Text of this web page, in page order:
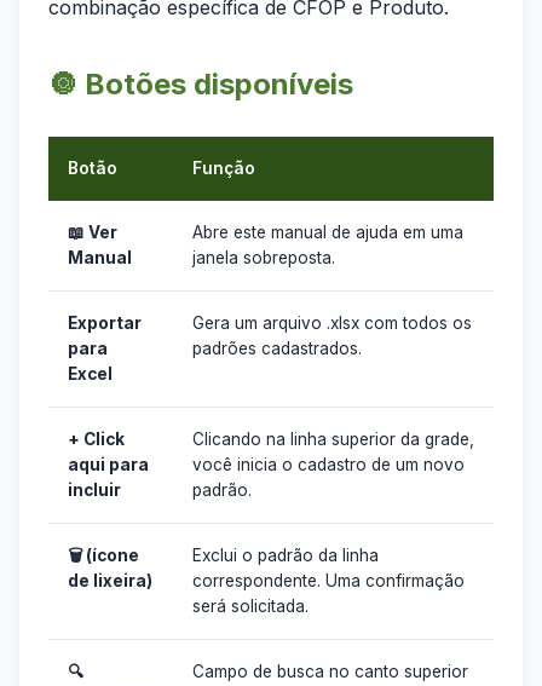
combinação específica de CFOP e Produto.
🔘 Botões disponíveis
Botão Função
📖 Ver
Manual
Abre este manual de ajuda em uma
janela sobreposta.
Exportar
para
Excel
Gera um arquivo .xlsx com todos os
padrões cadastrados.
+ Click
aqui para
incluir
Clicando na linha superior da grade,
você inicia o cadastro de um novo
padrão.
🗑️ (ícone
de lixeira)
Exclui o padrão da linha
correspondente. Uma confirmação
será solicitada.
🔍
Campo de busca no canto superior